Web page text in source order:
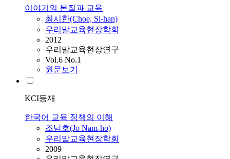
이야기의 본질과 교육
최시한(Choe, Si-han)
우리말교육현장학회
2012
우리말교육현장연구
Vol.6 No.1
원문보기
KCI등재
한국어 교육 정책의 이해
조남호(Jo Nam-ho)
우리말교육현장학회
2009